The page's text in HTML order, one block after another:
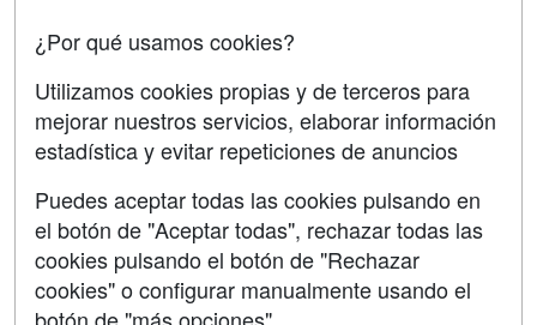
Copyleft
Grupo formazion:
¿Por qué usamos cookies?
Utilizamos cookies propias y de terceros para
mejorar nuestros servicios, elaborar información
estadística y evitar repeticiones de anuncios
Puedes aceptar todas las cookies pulsando en
el botón de "Aceptar todas", rechazar todas las
cookies pulsando el botón de "Rechazar
cookies" o configurar manualmente usando el